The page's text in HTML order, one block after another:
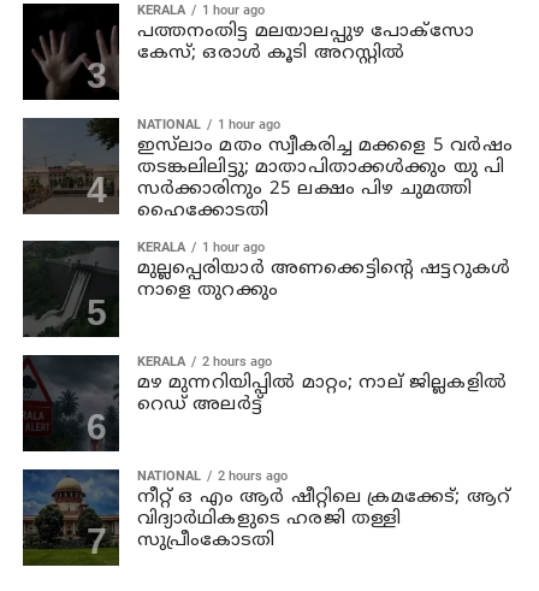
KERALA 1 hour ago
പത്തനംതിട്ട മലയാലപ്പുഴ പോക്സോ
കേസ്; ഒരാള്‍ കൂടി അറസ്റ്റില്‍
NATIONAL 1 hour ago
ഇസ്‍ലാം മതം സ്വീകരിച്ച മക്കളെ 5 വർഷം
തടങ്കലിലിട്ടു; മാതാപിതാക്കൾക്കും യു പി
സർക്കാരിനും 25 ലക്ഷം പിഴ ചുമത്തി
ഹൈക്കോടതി
KERALA 1 hour ago
മുല്ലപ്പെരിയാര്‍ അണക്കെട്ടിന്റെ ഷട്ടറുകള്‍
നാളെ തുറക്കും
KERALA 2 hours ago
മഴ മുന്നറിയിപ്പില്‍ മാറ്റം; നാല് ജില്ലകളില്‍
റെഡ് അലര്‍ട്ട്
NATIONAL 2 hours ago
നീറ്റ് ഒ എം ആര്‍ ഷീറ്റിലെ ക്രമക്കേട്; ആറ്
വിദ്യാര്‍ഥികളുടെ ഹരജി തള്ളി
സുപ്രീംകോടതി